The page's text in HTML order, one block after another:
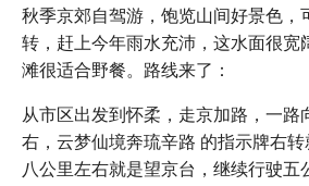
秋季京郊自驾游，饱览山间好景色，
转，赶上今年雨水充沛，这水面很宽
滩很适合野餐。路线来了：
从市区出发到怀柔，走京加路，一路
右，云梦仙境奔琉辛路 的指示牌右
八公里左右就是望京台，继续行驶五